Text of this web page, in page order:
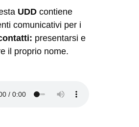
UDD contiene
comunicativi per i
presentarsi e
il proprio nome.